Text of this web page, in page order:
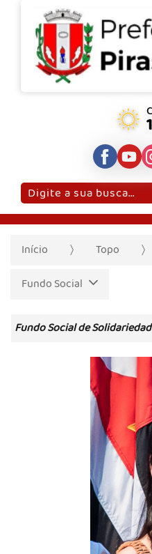
Pesquisar:
Início Topo
Fundo Social
Fundo Social de